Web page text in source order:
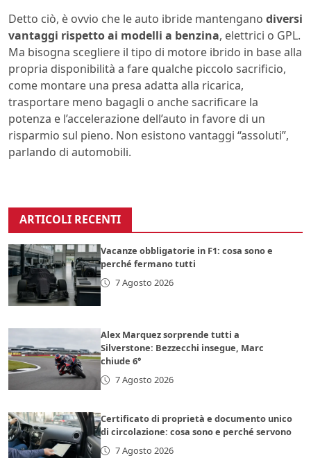
Detto ciò, è ovvio che le auto ibride mantengano diversi
vantaggi rispetto ai modelli a benzina, elettrici o GPL.
Ma bisogna scegliere il tipo di motore ibrido in base alla
propria disponibilità a fare qualche piccolo sacrificio,
come montare una presa adatta alla ricarica,
trasportare meno bagagli o anche sacrificare la
potenza e l’accelerazione dell’auto in favore di un
risparmio sul pieno. Non esistono vantaggi “assoluti”,
parlando di automobili.
ARTICOLI RECENTI
Vacanze obbligatorie in F1: cosa sono e
perché fermano tutti
7 Agosto 2026
Alex Marquez sorprende tutti a
Silverstone: Bezzecchi insegue, Marc
chiude 6°
7 Agosto 2026
Certificato di proprietà e documento unico
di circolazione: cosa sono e perché servono
7 Agosto 2026